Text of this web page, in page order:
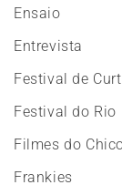
Ensaio
Entrevista
Festival de
Festival do Rio
Filmes do
Frankies